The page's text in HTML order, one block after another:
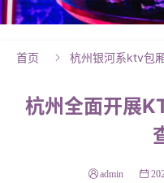
首页  杭州银河系ktv包
杭州全面开展
admin